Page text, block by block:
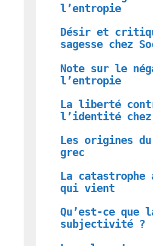
l’entropie
Désir et
sagesse chez
Note sur le
l’entropie
La liberté
l’identité
Les origines
grec
La catastrophe
qui vient
Qu’est-ce que
subjectivité ?